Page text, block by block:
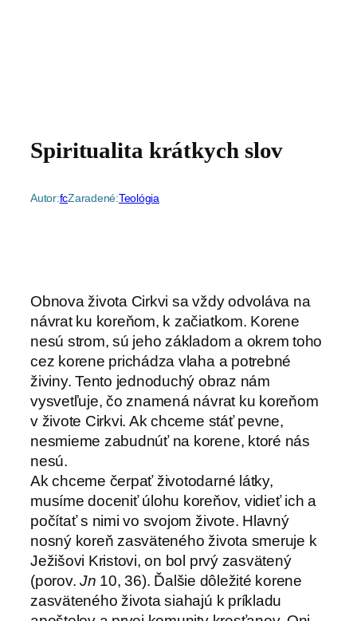
Spiritualita krátkych slov
Autor:fcZaradené:Teológia
Obnova života Cirkvi sa vždy odvoláva na
návrat ku koreňom, k začiatkom. Korene
nesú strom, sú jeho základom a okrem toho
cez korene prichádza vlaha a potrebné
živiny. Tento jednoduchý obraz nám
vysvetľuje, čo znamená návrat ku koreňom
v živote Cirkvi. Ak chceme stáť pevne,
nesmieme zabudnúť na korene, ktoré nás
nesú.
Ak chceme čerpať životodarné látky,
musíme doceniť úlohu koreňov, vidieť ich a
počítať s nimi vo svojom živote. Hlavný
nosný koreň zasväteného života smeruje k
Ježišovi Kristovi, on bol prvý zasvätený
(porov.Jn 10, 36). Ďalšie dôležité korene
zasväteného života siahajú k príkladu